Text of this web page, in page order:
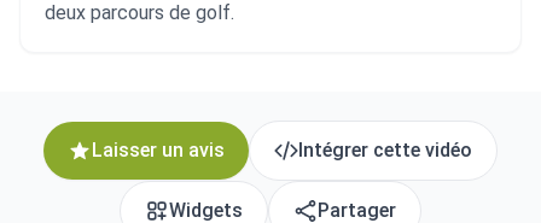
deux parcours de golf.
Laisser un avis Intégrer cette vidéo
Widgets Partager